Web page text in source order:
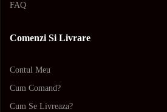
FAQ
Comenzi Si Livrare
Contul Meu
Cum Comand?
Cum Se Livreaza?